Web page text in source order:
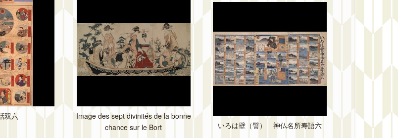
双六
Image des sept divinités de la bonne
chance sur le Bort
いろは壁（譬） 神仏名所寿語六